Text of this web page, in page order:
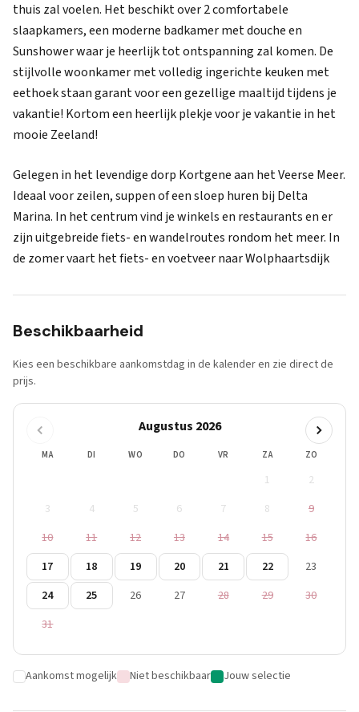
thuis zal voelen. Het beschikt over 2 comfortabele
slaapkamers, een moderne badkamer met douche en
Sunshower waar je heerlijk tot ontspanning zal komen. De
stijlvolle woonkamer met volledig ingerichte keuken met
eethoek staan garant voor een gezellige maaltijd tijdens je
vakantie! Kortom een heerlijk plekje voor je vakantie in het
mooie Zeeland!
Gelegen in het levendige dorp Kortgene aan het Veerse Meer.
Ideaal voor zeilen, suppen of een sloep huren bij Delta
Marina. In het centrum vind je winkels en restaurants en er
zijn uitgebreide fiets- en wandelroutes rondom het meer. In
de zomer vaart het fiets- en voetveer naar Wolphaartsdijk
Beschikbaarheid
Kies een beschikbare aankomstdag in de kalender en zie direct de
prijs.
Augustus 2026
MA DI WO DO VR ZA ZO
1
2
3
4 5 6 7 8
9
10
11 12 13 14 15
16
17
18 19 20 21 22
23
24
25 26 27 28 29
30
31
Aankomst mogelijk Niet beschikbaar Jouw selectie